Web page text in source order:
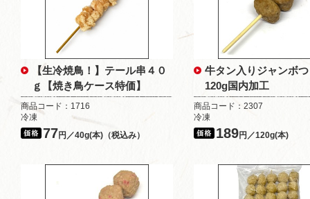
【生冷焼鳥！】テール串４０
ｇ【焼き鳥ケース特価】
商品コード：1716
冷凍
77円／40g(本)（税込み）
牛タン入りジャンボ
120g国内加工
商品コード：2307
冷凍
189円／120g(本)